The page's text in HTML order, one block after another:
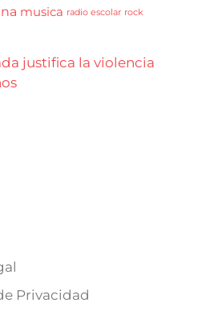
musica radio escolar rock
Privacidad